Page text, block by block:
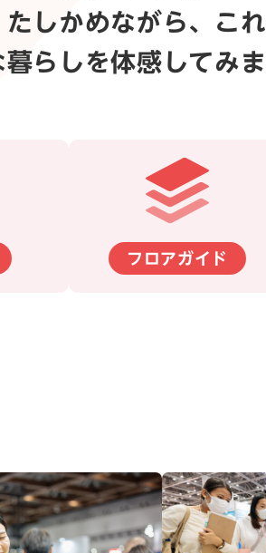
しかめながら、これ
らしを体感してみま
フロアガイド